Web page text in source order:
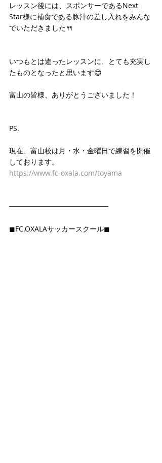
レッスン後には、スポンサーであるNext
Star様に補食である豚汁の差し入れをみんな
でいただきました🍴
いつもとは違ったレッスンに、とても充実し
たものとなったと思います😊
富山の皆様、ありがとうございました！
PS.
現在、富山校は月・水・金曜日で練習を開催
しております。
https://www.fc-oxala.com/toyama
━━━━━━━━━━━━━━
◼FC.OXALAサッカースクール◼